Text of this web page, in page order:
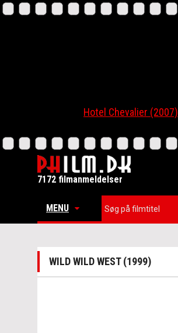
Hotel Chevalier (2007)
7172 filmanmeldelser
MENU
WILD WILD WEST (1999)